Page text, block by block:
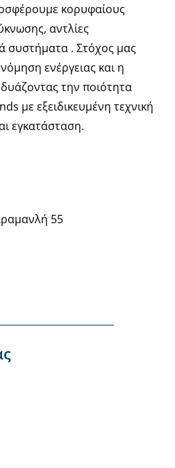
55
κορυφαίους
αντλίες
συστήματα . Στόχος μας
ενέργειας και η
την ποιότητα
με εξειδικευμένη τεχνική
εγκατάσταση.